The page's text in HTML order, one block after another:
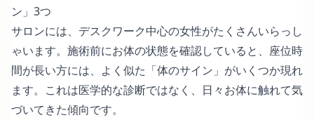
ン」3つ
サロンには、デスクワーク中心の女性がたくさんいらっし
ゃいます。施術前にお体の状態を確認していると、座位時
間が長い方には、よく似た「体のサイン」がいくつか現れ
ます。これは医学的な診断ではなく、日々お体に触れて気
づいてきた傾向です。